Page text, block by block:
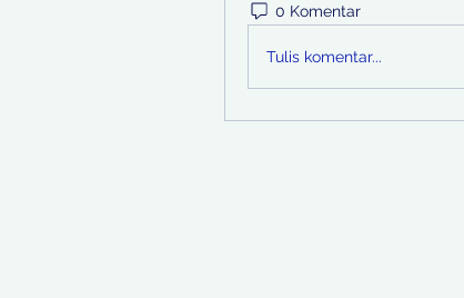
0 Komentar
Tulis komentar...